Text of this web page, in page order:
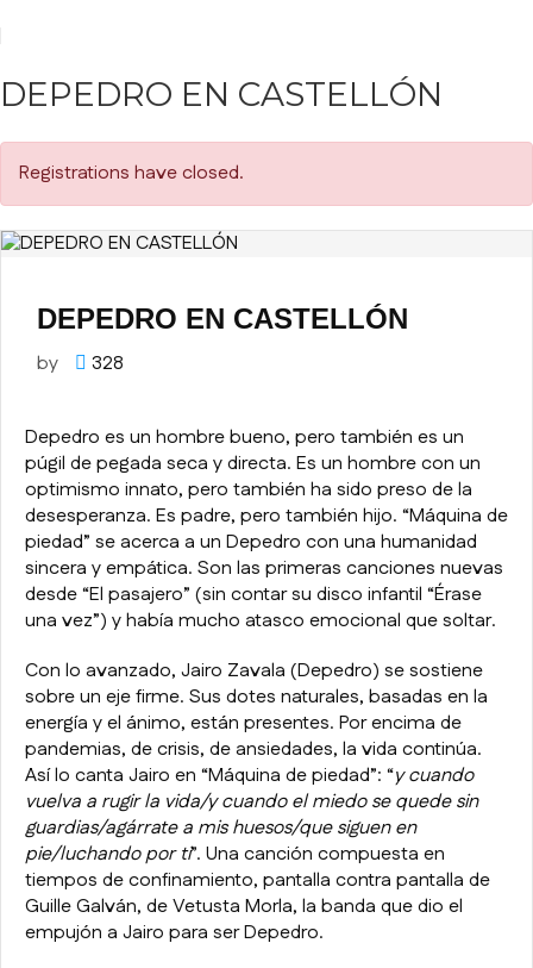
DEPEDRO EN CASTELLÓN
Registrations have closed.
DEPEDRO EN CASTELLÓN
by 328
Depedro es un hombre bueno, pero también es un
púgil de pegada seca y directa. Es un hombre con un
optimismo innato, pero también ha sido preso de la
desesperanza. Es padre, pero también hijo. “Máquina de
piedad” se acerca a un Depedro con una humanidad
sincera y empática. Son las primeras canciones nuevas
desde “El pasajero” (sin contar su disco infantil “Érase
una vez”) y había mucho atasco emocional que soltar.
Con lo avanzado, Jairo Zavala (Depedro) se sostiene
sobre un eje firme. Sus dotes naturales, basadas en la
energía y el ánimo, están presentes. Por encima de
pandemias, de crisis, de ansiedades, la vida continúa.
Así lo canta Jairo en “Máquina de piedad”: “y cuando
vuelva a rugir la vida/y cuando el miedo se quede sin
guardias/agárrate a mis huesos/que siguen en
pie/luchando por ti”. Una canción compuesta en
tiempos de confinamiento, pantalla contra pantalla de
Guille Galván, de Vetusta Morla, la banda que dio el
empujón a Jairo para ser Depedro.